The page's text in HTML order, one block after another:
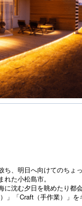
、明日へ向けてのちょ
た小松島市。
沈む夕日を眺めたり都
」「Craft（手作業）」